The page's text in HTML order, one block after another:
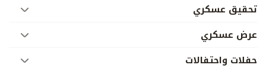
تحقيق عسكري
عرض عسكري
حفلات واحتفالات